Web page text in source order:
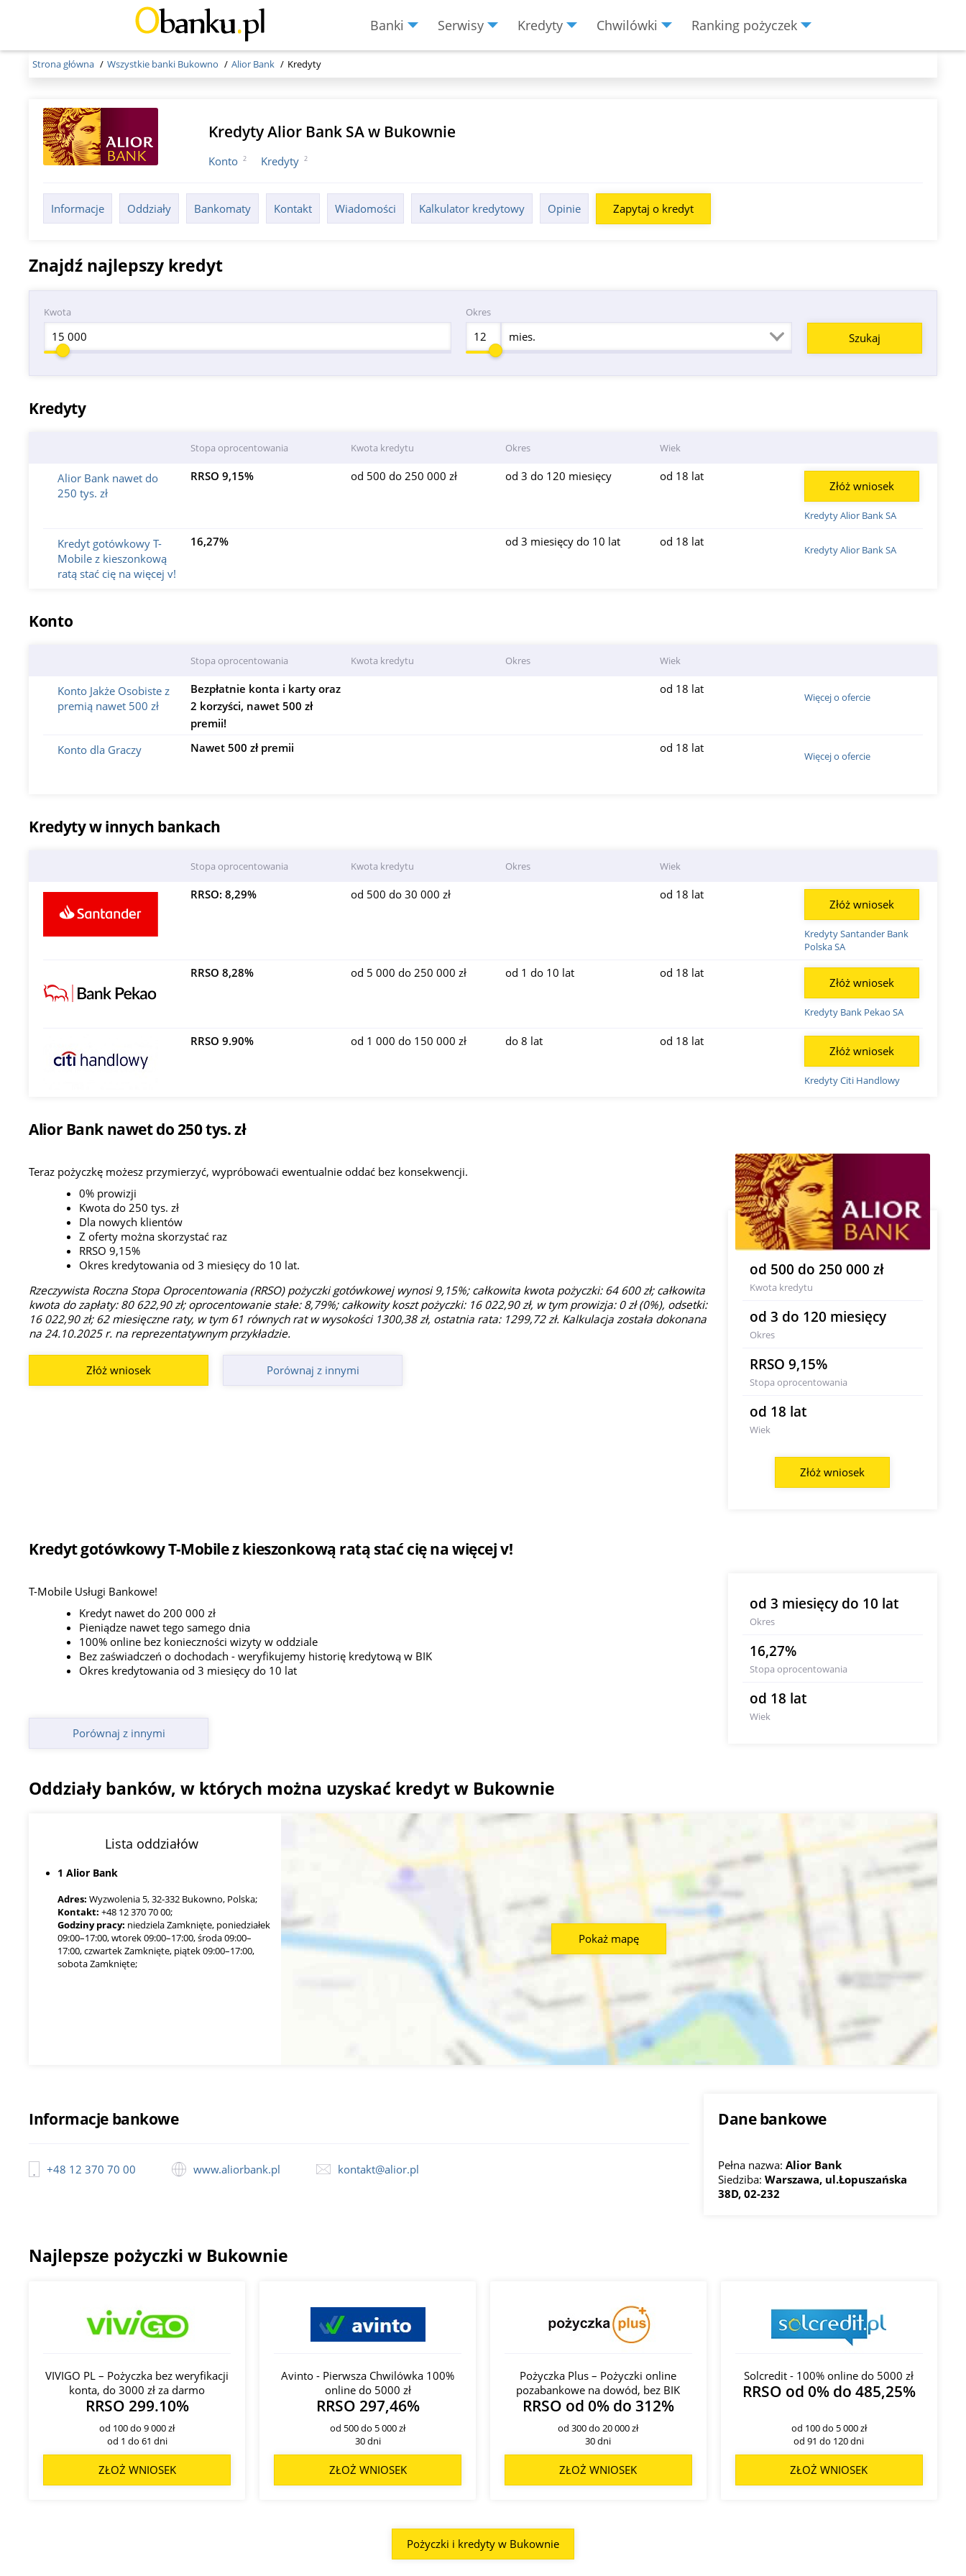
Banki Serwisy Kredyty Chwilówki Ranking pożyczek
Menu
Strona główna Wszystkie banki Bukowno Alior Bank Kredyty
Kredyty Alior Bank SA w Bukownie
Konto 2 Kredyty 2
Informacje Oddziały Bankomaty Kontakt Wiadomości Kalkulator kredytowy Opinie Zapytaj o kredyt
Znajdź najlepszy kredyt
Kwota Okres
mies.
Kredyty
Stopa oprocentowania Kwota kredytu Okres Wiek
Alior Bank nawet do
250 tys. zł
RRSO 9,15% od 500 do 250 000 zł od 3 do 120 miesięcy od 18 lat
Kredyty Alior Bank SA
Złóż wniosek
Kredyt gotówkowy T-
Mobile z kieszonkową
ratą stać cię na więcej v!
16,27% od 3 miesięcy do 10 lat od 18 lat
Kredyty Alior Bank SA
Konto
Stopa oprocentowania Kwota kredytu Okres Wiek
Konto Jakże Osobiste z
premią nawet 500 zł
Bezpłatnie konta i karty oraz
2 korzyści, nawet 500 zł
premii!
od 18 lat
Więcej o ofercie
Konto dla Graczy Nawet 500 zł premii od 18 lat
Więcej o ofercie
Kredyty w innych bankach
Stopa oprocentowania Kwota kredytu Okres Wiek
RRSO: 8,29% od 500 do 30 000 zł od 18 lat
Kredyty Santander Bank
Polska SA
Złóż wniosek
RRSO 8,28% od 5 000 do 250 000 zł od 1 do 10 lat od 18 lat
Kredyty Bank Pekao SA
Złóż wniosek
RRSO 9.90% od 1 000 do 150 000 zł do 8 lat od 18 lat
Kredyty Citi Handlowy
Złóż wniosek
Alior Bank nawet do 250 tys. zł
Teraz pożyczkę możesz przymierzyć, wypróbowaći ewentualnie oddać bez konsekwencji.
0% prowizji
Kwota do 250 tys. zł
Dla nowych klientów
Z oferty można skorzystać raz
RRSO 9,15%
Okres kredytowania od 3 miesięcy do 10 lat.
Rzeczywista Roczna Stopa Oprocentowania (RRSO) pożyczki gotówkowej wynosi 9,15%; całkowita kwota pożyczki: 64 600 zł; całkowita
kwota do zapłaty: 80 622,90 zł; oprocentowanie stałe: 8,79%; całkowity koszt pożyczki: 16 022,90 zł, w tym prowizja: 0 zł (0%), odsetki:
16 022,90 zł; 62 miesięczne raty, w tym 61 równych rat w wysokości 1300,38 zł, ostatnia rata: 1299,72 zł. Kalkulacja została dokonana
na 24.10.2025 r. na reprezentatywnym przykładzie.
Złóż wniosek Porównaj z innymi
od 500 do 250 000 zł
Kwota kredytu
od 3 do 120 miesięcy
Okres
RRSO 9,15%
Stopa oprocentowania
od 18 lat
Wiek
Złóż wniosek
Kredyt gotówkowy T-Mobile z kieszonkową ratą stać cię na więcej v!
T-Mobile Usługi Bankowe!
Kredyt nawet do 200 000 zł
Pieniądze nawet tego samego dnia
100% online bez konieczności wizyty w oddziale
Bez zaświadczeń o dochodach - weryfikujemy historię kredytową w BIK
Okres kredytowania od 3 miesięcy do 10 lat
Porównaj z innymi
od 3 miesięcy do 10 lat
Okres
16,27%
Stopa oprocentowania
od 18 lat
Wiek
Oddziały banków, w których można uzyskać kredyt w Bukownie
Lista oddziałów
1 Alior Bank
Adres: Wyzwolenia 5, 32-332 Bukowno, Polska;
Kontakt: +48 12 370 70 00;
Godziny pracy: niedziela Zamknięte, poniedziałek
09:00–17:00, wtorek 09:00–17:00, środa 09:00–
17:00, czwartek Zamknięte, piątek 09:00–17:00,
sobota Zamknięte;
Pokaż mapę
Informacje bankowe
+48 12 370 70 00 www.aliorbank.pl kontakt@alior.pl
Dane bankowe
Pełna nazwa: Alior Bank
Siedziba: Warszawa, ul.Łopuszańska
38D, 02-232
Najlepsze pożyczki w Bukownie
VIVIGO PL – Pożyczka bez weryfikacji
konta, do 3000 zł za darmo
RRSO 299.10%
od 100 do 9 000 zł
od 1 do 61 dni
ZŁOŻ WNIOSEK
Avinto - Pierwsza Chwilówka 100%
online do 5000 zł
RRSO 297,46%
od 500 do 5 000 zł
30 dni
ZŁOŻ WNIOSEK
Pożyczka Plus – Pożyczki online
pozabankowe na dowód, bez BIK
RRSO od 0% do 312%
od 300 do 20 000 zł
30 dni
ZŁOŻ WNIOSEK
Solcredit - 100% online do 5000 zł
RRSO od 0% do 485,25%
od 100 do 5 000 zł
od 91 do 120 dni
ZŁOŻ WNIOSEK
Pożyczki i kredyty w Bukownie